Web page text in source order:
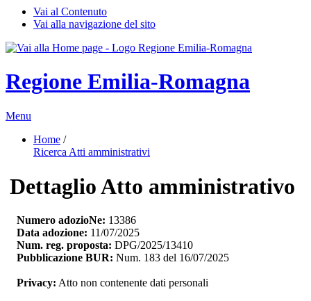
Vai al Contenuto
Vai alla navigazione del sito
Regione Emilia-Romagna
Menu
Home /
Ricerca Atti amministrativi
Dettaglio Atto amministrativo
Numero adozioNe: 13386
Data adozione: 11/07/2025
Num. reg. proposta: DPG/2025/13410
Pubblicazione BUR: Num. 183 del 16/07/2025
Privacy: Atto non contenente dati personali